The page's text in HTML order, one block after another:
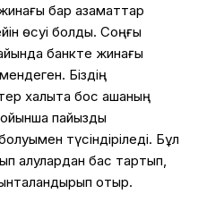
бар азаматтар
өсуі болды. Соңғы
банкте жинағы
Біздің
халықта бос ақшаның
пайыздық
түсіндіріледі. Бұл
алулардан бас тартып,
отыр.